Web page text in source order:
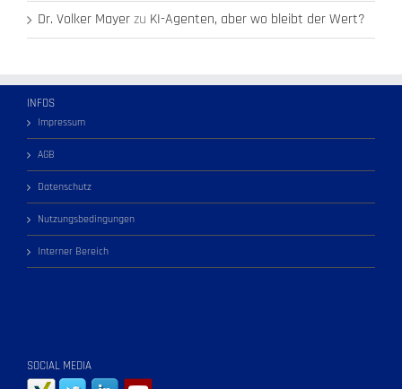
Dr. Volker Mayerzu KI-Agenten, aber wo bleibt der Wert?
INFOS
Impressum
AGB
Datenschutz
Nutzungsbedingungen
Interner Bereich
SOCIAL MEDIA